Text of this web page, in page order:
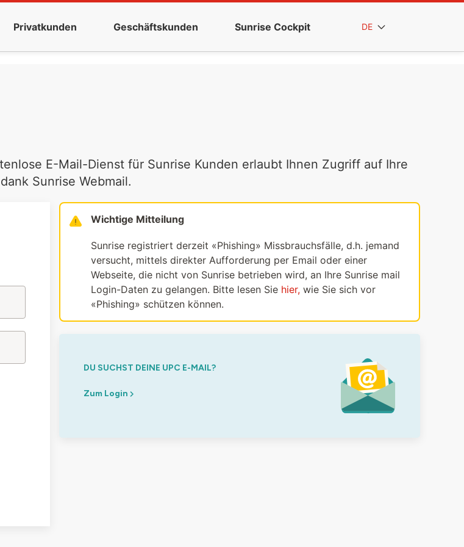
Privatkunden Geschäftskunden Sunrise Cockpit DE
E-Mail-Dienst für Sunrise Kunden erlaubt Ihnen Zugriff auf Ihre
Sunrise Webmail.
Wichtige Mitteilung
Sunrise registriert derzeit «Phishing» Missbrauchsfälle, d.h. jemand
versucht, mittels direkter Aufforderung per Email oder einer
Webseite, die nicht von Sunrise betrieben wird, an Ihre Sunrise mail
Login-Daten zu gelangen. Bitte lesen Sie hier,wie Sie sich vor
«Phishing» schützen können.
DU SUCHST DEINE UPC E-MAIL?
Zum Login